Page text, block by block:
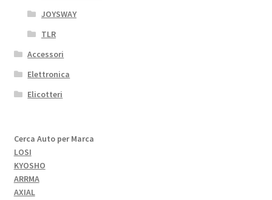
JOYSWAY
TLR
Accessori
Elettronica
Elicotteri
Cerca Auto per Marca
LOSI
KYOSHO
ARRMA
AXIAL